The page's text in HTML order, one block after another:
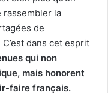
rassembler la
de
dans cet esprit
qui non
mais honorent
faire français.